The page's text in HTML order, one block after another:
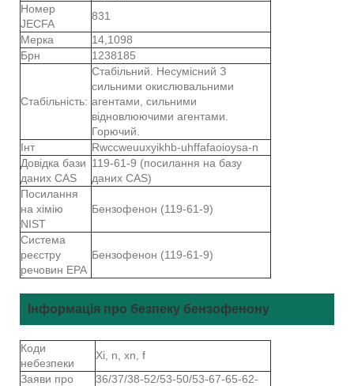
Номер
JECFA
831
Мерка
14,1098
Брн
1238185
Стабільність:
Стабільний. Несумісний З
сильними окислювальними
агентами, сильними
відновлюючими агентами.
Горючий.
Інт
Rwccweuuxyikhb-uhffafaoioysa-n
Довідка бази
даних CAS
119-61-9 (посилання на базу
даних CAS)
Посилання
на хімію
NIST
Бензофенон (119-61-9)
Система
реєстру
речовин EPA
Бензофенон (119-61-9)
Інформація про безпеку бензофенону
Коди
небезпеки
Xi, n, xn, f
Заяви про
36/37/38-52/53-50/53-67-65-62-